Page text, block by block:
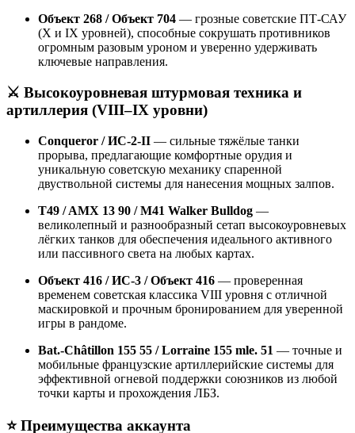
Объект 268 / Объект 704 — грозные советские ПТ-САУ
(X и IX уровней), способные сокрушать противников
огромным разовым уроном и уверенно удерживать
ключевые направления.
⚔️ Высокоуровневая штурмовая техника и
артиллерия (VIII–IX уровни)
Conqueror / ИС-2-II — сильные тяжёлые танки
прорыва, предлагающие комфортные орудия и
уникальную советскую механику спаренной
двуствольной системы для нанесения мощных залпов.
T49 / AMX 13 90 / M41 Walker Bulldog —
великолепный и разнообразный сетап высокоуровневых
лёгких танков для обеспечения идеального активного
или пассивного света на любых картах.
Объект 416 / ИС-3 / Объект 416 — проверенная
временем советская классика VIII уровня с отличной
маскировкой и прочным бронированием для уверенной
игры в рандоме.
Bat.-Châtillon 155 55 / Lorraine 155 mle. 51 — точные и
мобильные французские артиллерийские системы для
эффективной огневой поддержки союзников из любой
точки карты и прохождения ЛБЗ.
⭐️ Преимущества аккаунта